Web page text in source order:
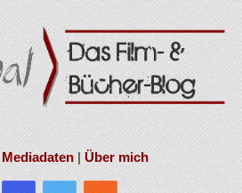
|Über mich